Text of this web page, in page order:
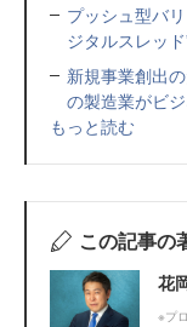
プッシュ型バ
ジタルスレッ
新規事業創出
の製造業がビ
もっと読む
この記事の
花
※プ